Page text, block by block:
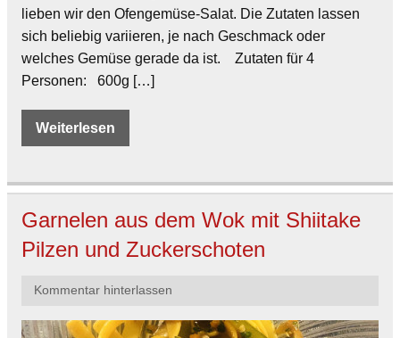
lieben wir den Ofengemüse-Salat. Die Zutaten lassen
sich beliebig variieren, je nach Geschmack oder
welches Gemüse gerade da ist. Zutaten für 4
Personen: 600g […]
Weiterlesen
Garnelen aus dem Wok mit Shiitake
Pilzen und Zuckerschoten
Kommentar hinterlassen